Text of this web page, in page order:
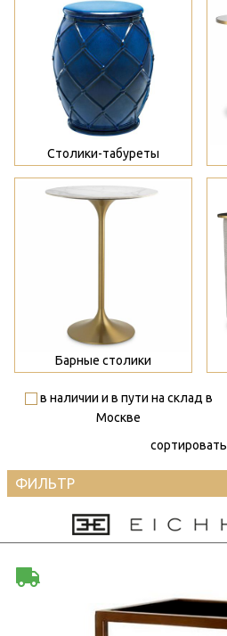
Столики-табуреты
Барные столики
в наличии и в пути на склад в
Москве
сортировать
ФИЛЬТР